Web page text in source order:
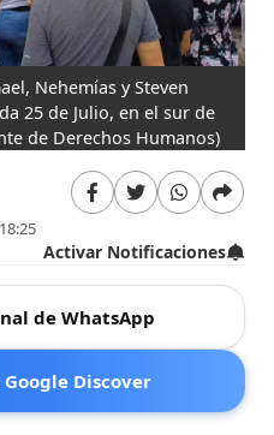
Nehemías y Steven
25 de Julio, en el sur de
de Derechos Humanos)
Activar Notificaciones
de WhatsApp
Discover